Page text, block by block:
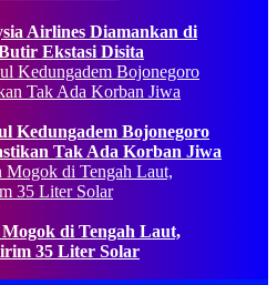
Airlines Diamankan di
Ekstasi Disita
Kedungadem Bojonegoro
Tak Ada Korban Jiwa
di Tengah Laut,
35 Liter Solar